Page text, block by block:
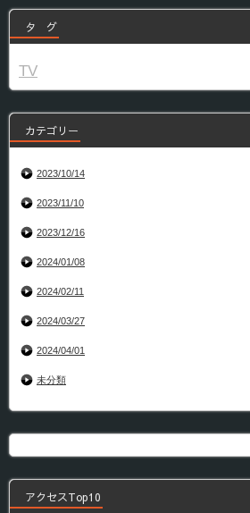
タ グ
TV
カテゴリー
2023/10/14
2023/11/10
2023/12/16
2024/01/08
2024/02/11
2024/03/27
2024/04/01
未分類
アクセスTop10